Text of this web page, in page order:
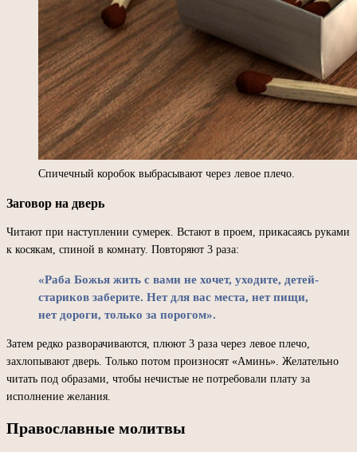
Спичечный коробок выбрасывают через левое плечо.
Заговор на дверь
Читают при наступлении сумерек. Встают в проем, прикасаясь руками
к косякам, спиной в комнату. Повторяют 3 раза:
«Раба Божья жить с вами не хочет, уходите, детей-
стариков заберите. Нет для вас места, нет пищи,
нет дороги, только за порогом».
Затем редко разворачиваются, плюют 3 раза через левое плечо,
захлопывают дверь. Только потом произносят «Аминь». Желательно
читать под образами, чтобы нечистые не потребовали плату за
исполнение желания.
Православные молитвы